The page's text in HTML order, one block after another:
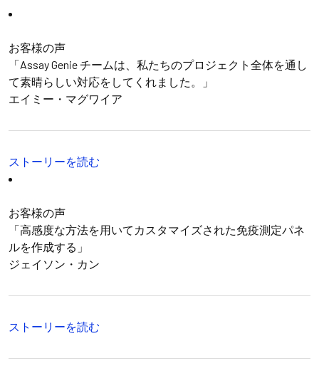
お客様の声
「Assay Genie チームは、私たちのプロジェクト全体を通し
て素晴らしい対応をしてくれました。」
エイミー・マグワイア
ストーリーを読む
お客様の声
「高感度な方法を用いてカスタマイズされた免疫測定パネ
ルを作成する」
ジェイソン・カン
ストーリーを読む